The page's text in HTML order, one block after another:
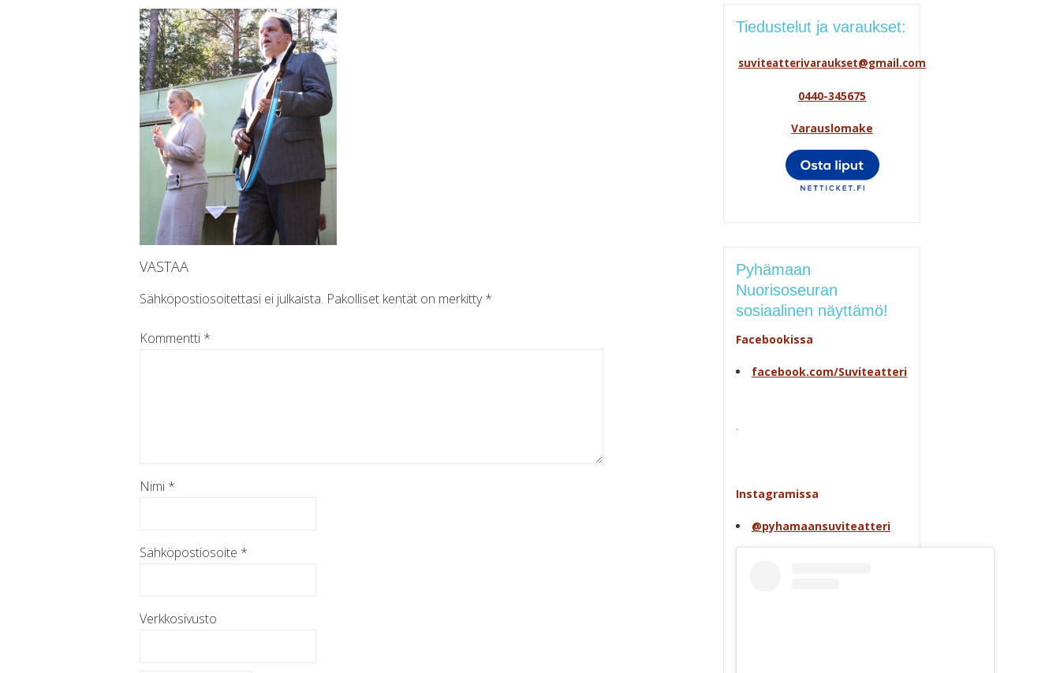
VASTAA
Sähköpostiosoitettasi ei julkaista. Pakolliset kentät on merkitty*
Kommentti *
Nimi *
Sähköpostiosoite *
Verkkosivusto
Tiedustelut ja varaukset:
suviteatterivaraukset@gmail.com
0440-345675
Varauslomake
Pyhämaan
Nuorisoseuran
sosiaalinen näyttämö!
Facebookissa
facebook.com/Suviteatteri
.
Instagramissa
@pyhamaansuviteatteri